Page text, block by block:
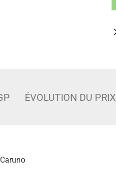
ÉVOLUTION DU PRIX